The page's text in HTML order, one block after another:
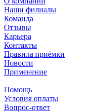
Наши филиалы
Команда
Отзывы
Карьера
Контакты
Правила приёмки
Новости
Применение
Помощь
Условия оплаты
Вопрос-ответ